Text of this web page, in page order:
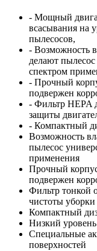
- Мощный
всасывания на
пылесосов,
- Возможность
делают
спектром
- Прочный
подвержен
- Фильтр HEPA
защиты
- Компактный
Возможность
пылесос
применения
Прочный
подвержен
Фильтр тонкой
чистоты
Компактный
Низкий
Специальные
поверхностей